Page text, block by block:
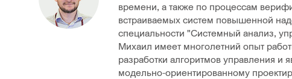
времени, а также по процессам
встраиваемых систем повышенной
специальности "Системный анализ,
Михаил имеет многолетний опыт
разработки алгоритмов управления
модельно-ориентированному